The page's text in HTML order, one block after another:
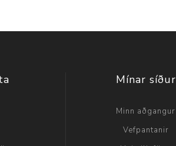
Mínar síður
Minn aðgangur
Vefpantanir